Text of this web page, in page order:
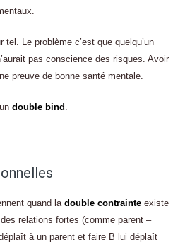
tel. Le problème c’est que quelqu’un
pas conscience des risques. Avoir
preuve de bonne santé mentale.
double bind .
quand la double contrainte existe
relations fortes (comme parent –
à un parent et faire B lui déplaît